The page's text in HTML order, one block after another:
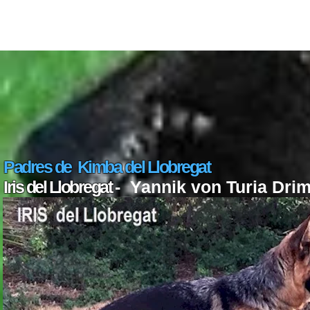
Padres de Kimba del Llobregat
Irisdel Llobregat- Yannik von Turia